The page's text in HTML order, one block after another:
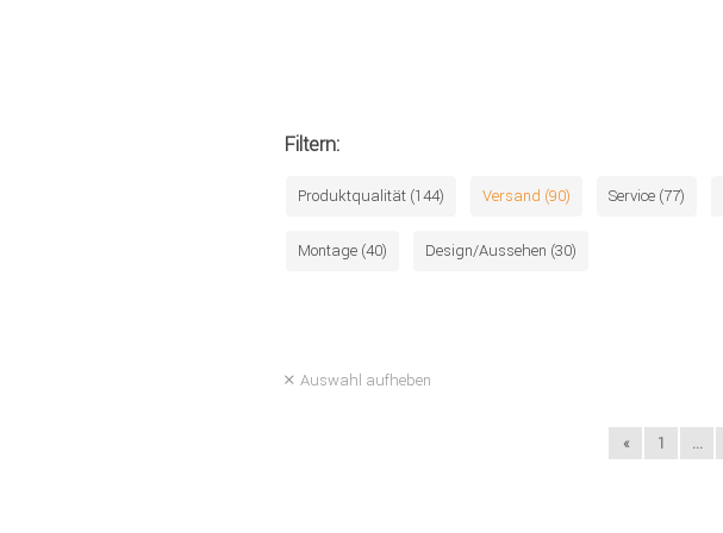
Filtern:
Produktqualität (144) Versand (90) Service (77)
Montage (40) Design/Aussehen (30)
Auswahl aufheben
« 1 ...